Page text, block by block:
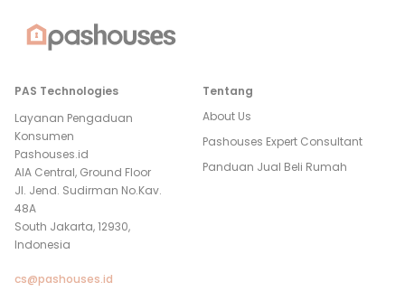
PAS Technologies
Layanan Pengaduan
Konsumen
Pashouses.id
AIA Central, Ground Floor
Jl. Jend. Sudirman No.Kav.
48A
South Jakarta, 12930,
Indonesia
cs@pashouses.id
Tentang
About Us
Pashouses Expert Consultant
Panduan Jual Beli Rumah